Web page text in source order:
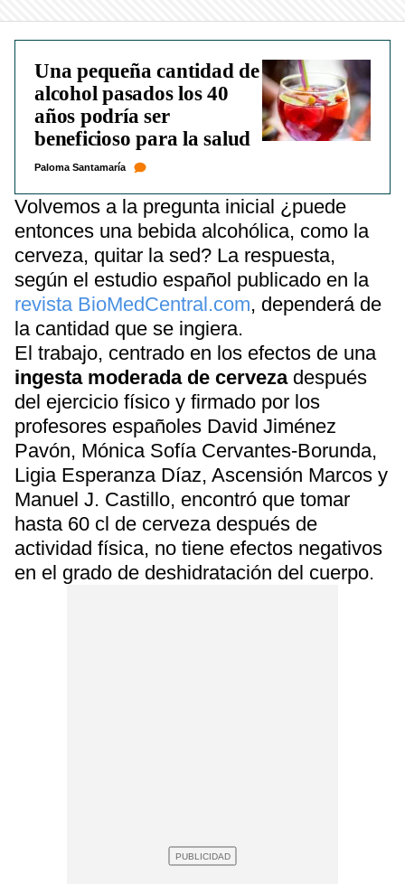
Una pequeña cantidad de
alcohol pasados los 40
años podría ser
beneficioso para la salud
Paloma Santamaría
Volvemos a la pregunta inicial ¿puede
entonces una bebida alcohólica, como la
cerveza, quitar la sed? La respuesta,
según el estudio español publicado en la
revista BioMedCentral.com, dependerá de
la cantidad que se ingiera.
El trabajo, centrado en los efectos de una
ingesta moderada de cervezadespués
del ejercicio físico y firmado por los
profesores españoles David Jiménez
Pavón, Mónica Sofía Cervantes-Borunda,
Ligia Esperanza Díaz, Ascensión Marcos y
Manuel J. Castillo, encontró que tomar
hasta 60 cl de cerveza después de
actividad física, no tiene efectos negativos
en el grado de deshidratación del cuerpo.